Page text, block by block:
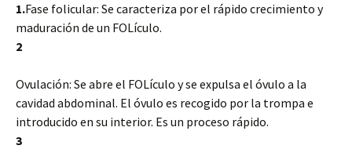
1.Fase folicular: Se caracteriza por el rápido crecimiento y
maduración de un FOLículo.
2
Ovulación: Se abre el FOLículo y se expulsa el óvulo a la
cavidad abdominal. El óvulo es recogido por la trompa e
introducido en su interior. Es un proceso rápido.
3